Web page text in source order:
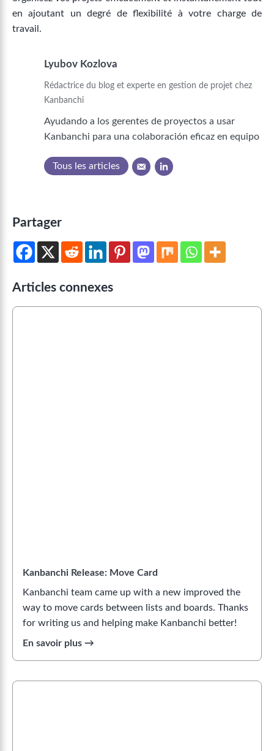
en ajoutant un degré de flexibilité à votre charge de
travail.
Lyubov Kozlova
Rédactrice du blog et experte en gestion de projet chez
Kanbanchi
Ayudando a los gerentes de proyectos a usar
Kanbanchi para una colaboración eficaz en equipo
Tous les articles
Partager
Articles connexes
Kanbanchi Release: Move Card
Kanbanchi team came up with a new improved the
way to move cards between lists and boards. Thanks
for writing us and helping make Kanbanchi better!